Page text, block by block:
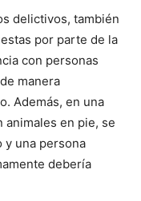
delictivos, también
por parte de la
con personas
manera
Además, en una
animales en pie, se
y una persona
debería